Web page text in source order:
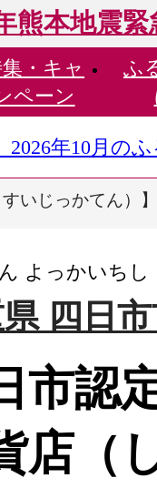
熊本地震
・ キャ
ペーン
ふ
2026年10月の
いじっかてん）
よっかいちし
四日
市認
店（